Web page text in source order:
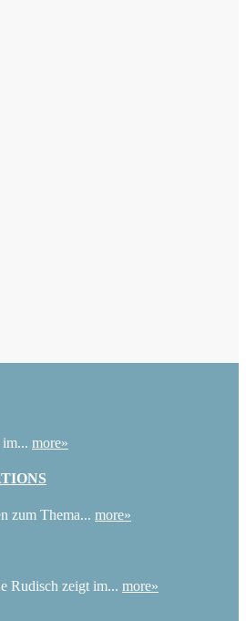
im... more»
zum Thema... more»
Rudisch zeigt im... more»